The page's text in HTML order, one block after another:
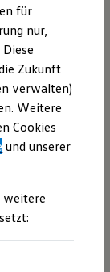
für
nur,
Zukunft
verwalten)
Weitere
Cookies
und unserer
weitere